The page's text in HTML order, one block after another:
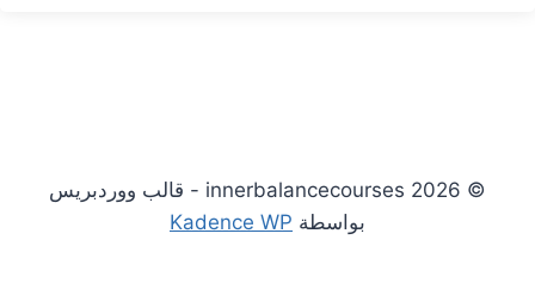
© 2026 innerbalancecourses - قالب ووردبريس
بواسطة Kadence WP